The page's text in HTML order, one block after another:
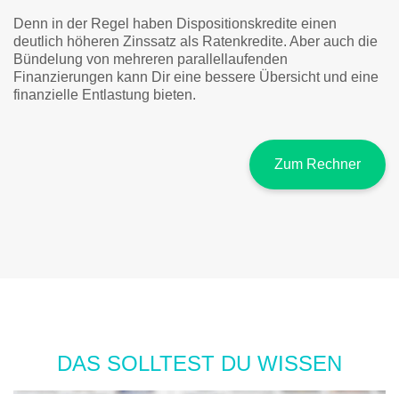
Denn in der Regel haben Dispositionskredite einen
deutlich höheren Zinssatz als Ratenkredite. Aber auch die
Bündelung von mehreren parallellaufenden
Finanzierungen kann Dir eine bessere Übersicht und eine
finanzielle Entlastung bieten.
Zum Rechner
DAS SOLLTEST DU WISSEN